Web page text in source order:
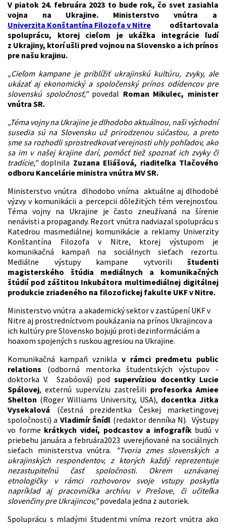
V piatok 24. februára 2023 to bude rok, čo svet zasiahla
vojna na Ukrajine. Ministerstvo vnútra a
Univerzita Konštantína Filozofa v Nitre odštartovala
spoluprácu, ktorej cieľom je ukážka integrácie ľudí
z Ukrajiny, ktorí ušli pred vojnou na Slovensko a ich prínos
pre našu krajinu.
„Cieľom kampane je priblížiť ukrajinskú kultúru, zvyky, ale
ukázať aj ekonomický a spoločenský prínos odídencov pre
slovenskú spoločnosť,"povedal Roman Mikulec, minister
vnútra SR.
„Téma vojny na Ukrajine je dlhodobo aktuálnou, naši východní
susedia sú na Slovensku už prirodzenou súčasťou, a preto
sme sa rozhodli sprostredkovať verejnosti uhly pohľadov, ako
sa im v našej krajine darí, pomôcť tiež spoznať ich zvyky či
tradície,"doplnila Zuzana Eliášová, riaditeľka Tlačového
odboru Kancelárie ministra vnútra MV SR.
Ministerstvo vnútra dlhodobo vníma aktuálne aj dlhodobé
výzvy v komunikácii a percepcii dôležitých tém verejnosťou.
Téma vojny na Ukrajine je často zneužívaná na šírenie
nenávisti a propagandy. Rezort vnútra nadviazal spoluprácu s
Katedrou masmediálnej komunikácie a reklamy Univerzity
Konštantína Filozofa v Nitre, ktorej výstupom je
komunikačná kampaň na sociálnych sieťach rezortu.
Mediálne výstupy kampane vytvorili študenti
magisterského štúdia mediálnych a komunikačných
štúdií pod záštitou Inkubátora multimediálnej digitálnej
produkcie zriadeného na filozofickej fakulte UKF v Nitre.
Ministerstvo vnútra a akademický sektor v zastúpení UKF v
Nitre aj prostredníctvom poukázania na prínos Ukrajincov a
ich kultúry pre Slovensko bojujú proti dezinformáciám a
hoaxom spojených s ruskou agresiou na Ukrajine.
Komunikačná kampaň vznikla v rámci predmetu public
relations (odborná mentorka študentských výstupov -
doktorka V. Szabóová) pod supervíziou docentky Lucie
Spálovej, externú supervíziu zastrešili profesorka Amiee
Shelton (Roger Williams University, USA), docentka Jitka
Vysekalová (čestná prezidentka Českej marketingovej
spoločnosti) a Vladimír Šnídl (redaktor denníka N). Výstupy
vo forme krátkych videí, podcastov a infografíkbudú v
priebehu januára a februára2023 uverejňované na sociálnych
sieťach ministerstva vnútra.
"Tvoria zmes slovenských a
ukrajinských respondentov, z ktorých každý reprezentuje
nezastupiteľnú časť spoločnosti. Okrem uznávanej
etnologičky v rámci rozhovorov svoje vstupy poskytla
napríklad aj pracovníčka archívu v Prešove, či učiteľka
slovenčiny pre Ukrajincov,"povedala jedna z autoriek.
Spoluprácu s mladými študentmi vníma rezort vnútra ako